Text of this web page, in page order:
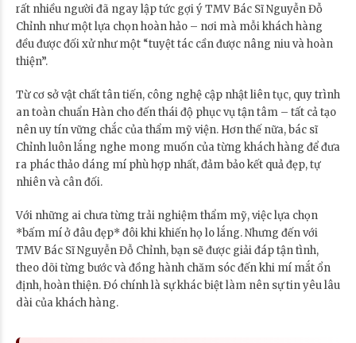
rất nhiều người đã ngay lập tức gợi ý TMV Bác Sĩ Nguyễn Đỗ
Chỉnh như một lựa chọn hoàn hảo – nơi mà mỗi khách hàng
đều được đối xử như một “tuyệt tác cần được nâng niu và hoàn
thiện”.
Từ cơ sở vật chất tân tiến, công nghệ cập nhật liên tục, quy trình
an toàn chuẩn Hàn cho đến thái độ phục vụ tận tâm – tất cả tạo
nên uy tín vững chắc của thẩm mỹ viện. Hơn thế nữa, bác sĩ
Chỉnh luôn lắng nghe mong muốn của từng khách hàng để đưa
ra phác thảo dáng mí phù hợp nhất, đảm bảo kết quả đẹp, tự
nhiên và cân đối.
Với những ai chưa từng trải nghiệm thẩm mỹ, việc lựa chọn
*bấm mí ở đâu đẹp* đôi khi khiến họ lo lắng. Nhưng đến với
TMV Bác Sĩ Nguyễn Đỗ Chỉnh, bạn sẽ được giải đáp tận tình,
theo dõi từng bước và đồng hành chăm sóc đến khi mí mắt ổn
định, hoàn thiện. Đó chính là sự khác biệt làm nên sự tin yêu lâu
dài của khách hàng.